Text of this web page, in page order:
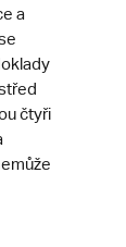
a
čtyři